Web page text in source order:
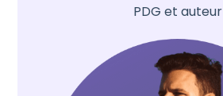
PDG et auteur